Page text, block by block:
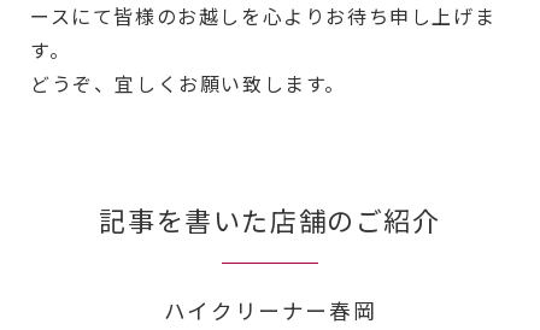
ースにて皆様のお越しを心よりお待ち申し上げま
す。
どうぞ、宜しくお願い致します。
記事を書いた店舗のご紹介
ハイクリーナー春岡